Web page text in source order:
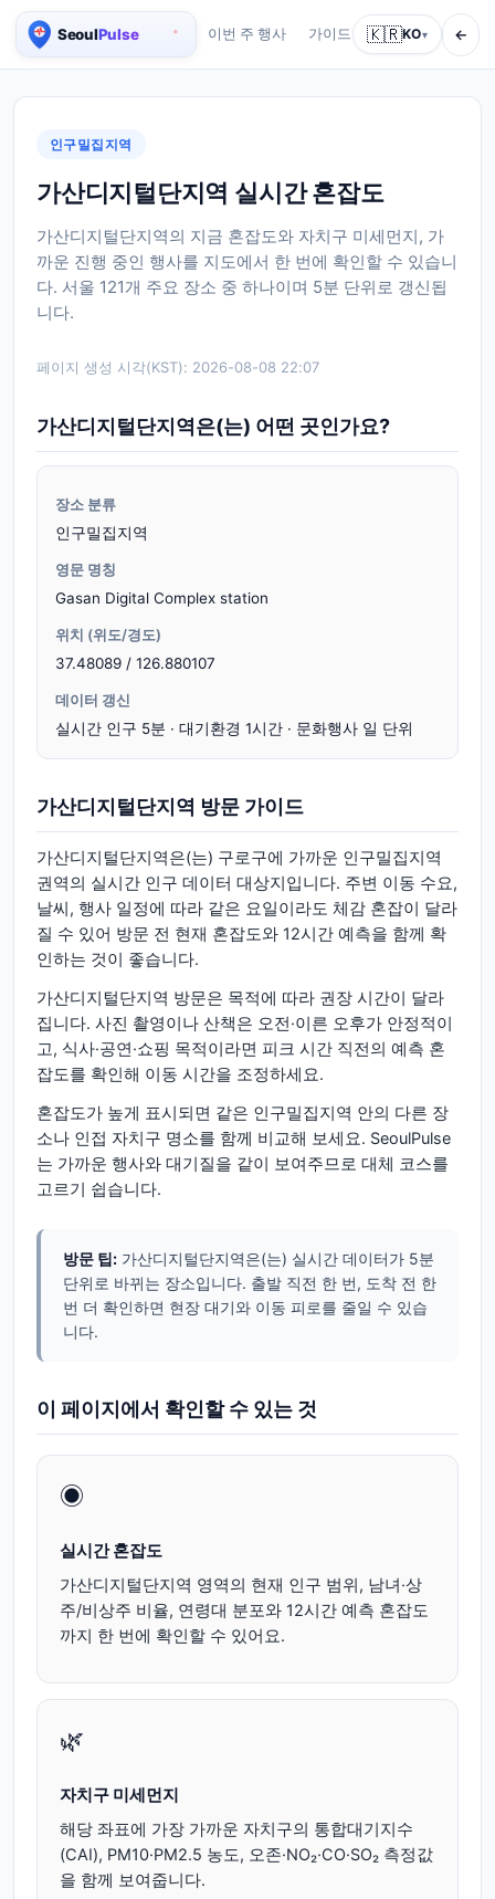
서울 실시간 인구 지도
이번 주 행사 가이드 회사 소개 서비
🇰🇷KO▾ ←
인구밀집지역
가산디지털단지역 실시간 혼잡도
가산디지털단지역의 지금 혼잡도와 자치구 미세먼지, 가
까운 진행 중인 행사를 지도에서 한 번에 확인할 수 있습니
다. 서울 121개 주요 장소 중 하나이며 5분 단위로 갱신됩
니다.
페이지 생성 시각(KST): 2026-08-08 22:07
가산디지털단지역은(는) 어떤 곳인가요?
장소 분류
인구밀집지역
영문 명칭
Gasan Digital Complex station
위치 (위도/경도)
37.48089 / 126.880107
데이터 갱신
실시간 인구 5분 · 대기환경 1시간 · 문화행사 일 단위
가산디지털단지역 방문 가이드
가산디지털단지역은(는) 구로구에 가까운 인구밀집지역
권역의 실시간 인구 데이터 대상지입니다. 주변 이동 수요,
날씨, 행사 일정에 따라 같은 요일이라도 체감 혼잡이 달라
질 수 있어 방문 전 현재 혼잡도와 12시간 예측을 함께 확
인하는 것이 좋습니다.
가산디지털단지역 방문은 목적에 따라 권장 시간이 달라
집니다. 사진 촬영이나 산책은 오전·이른 오후가 안정적이
고, 식사·공연·쇼핑 목적이라면 피크 시간 직전의 예측 혼
잡도를 확인해 이동 시간을 조정하세요.
혼잡도가 높게 표시되면 같은 인구밀집지역 안의 다른 장
소나 인접 자치구 명소를 함께 비교해 보세요. SeoulPulse
는 가까운 행사와 대기질을 같이 보여주므로 대체 코스를
고르기 쉽습니다.
방문 팁: 가산디지털단지역은(는) 실시간 데이터가 5분
단위로 바뀌는 장소입니다. 출발 직전 한 번, 도착 전 한
번 더 확인하면 현장 대기와 이동 피로를 줄일 수 있습
니다.
이 페이지에서 확인할 수 있는 것
◉
실시간 혼잡도
가산디지털단지역 영역의 현재 인구 범위, 남녀·상
주/비상주 비율, 연령대 분포와 12시간 예측 혼잡도
까지 한 번에 확인할 수 있어요.
🌿
자치구 미세먼지
해당 좌표에 가장 가까운 자치구의 통합대기지수
(CAI), PM10·PM2.5 농도, 오존·NO₂·CO·SO₂ 측정값
을 함께 보여줍니다.